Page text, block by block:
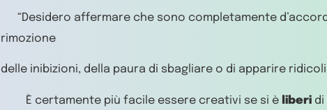
“Desidero affermare che sono completamente
rimozione
delle inibizioni, della paura di sbagliare o di apparire
È certamente più facile essere creativi se si è liberi